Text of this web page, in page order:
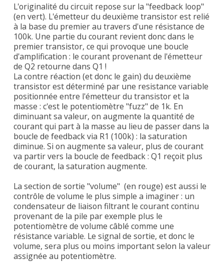
L'originalité du circuit repose sur la "feedback loop"
(en vert). L'émetteur du deuxième transistor est relié
à la base du premier au travers d'une résistance de
100k. Une partie du courant revient donc dans le
premier transistor, ce qui provoque une boucle
d'amplification : le courant provenant de l'émetteur
de Q2 retourne dans Q1 !
La contre réaction (et donc le gain) du deuxième
transistor est déterminé par une resistance variable
positionnée entre l'émetteur du transistor et la
masse : c'est le potentiomètre "fuzz" de 1k. En
diminuant sa valeur, on augmente la quantité de
courant qui part à la masse au lieu de passer dans la
boucle de feedback via R1 (100k) : la saturation
diminue. Si on augmente sa valeur, plus de courant
va partir vers la boucle de feedback : Q1 reçoit plus
de courant, la saturation augmente.
La section de sortie "volume" (en rouge) est aussi le
contrôle de volume le plus simple a imaginer : un
condensateur de liaison filtrant le courant continu
provenant de la pile par exemple plus le
potentiomètre de volume câblé comme une
résistance variable. Le signal de sortie, et donc le
volume, sera plus ou moins important selon la valeur
assignée au potentiomètre.